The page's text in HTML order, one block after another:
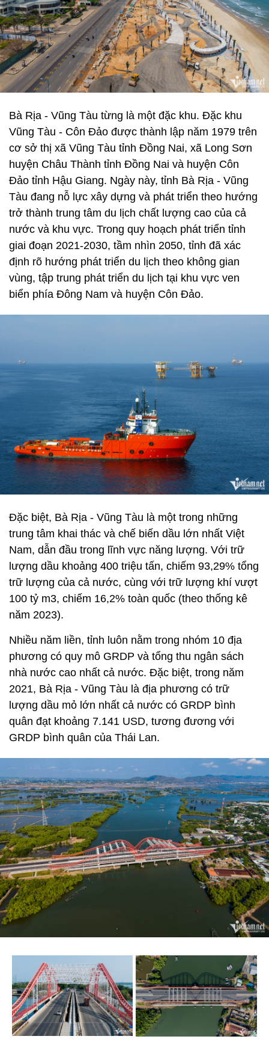
Bà Rịa - Vũng Tàu từng là một đặc khu. Đặc khu
Vũng Tàu - Côn Đảo được thành lập năm 1979 trên
cơ sở thị xã Vũng Tàu tỉnh Đồng Nai, xã Long Sơn
huyện Châu Thành tỉnh Đồng Nai và huyện Côn
Đảo tỉnh Hậu Giang. Ngày này, tỉnh Bà Rịa - Vũng
Tàu đang nỗ lực xây dựng và phát triển theo hướng
trở thành trung tâm du lịch chất lượng cao của cả
nước và khu vực. Trong quy hoạch phát triển tỉnh
giai đoạn 2021-2030, tầm nhìn 2050, tỉnh đã xác
định rõ hướng phát triển du lịch theo không gian
vùng, tập trung phát triển du lịch tại khu vực ven
biển phía Đông Nam và huyện Côn Đảo.
Đặc biệt, Bà Rịa - Vũng Tàu là một trong những
trung tâm khai thác và chế biến dầu lớn nhất Việt
Nam, dẫn đầu trong lĩnh vực năng lượng. Với trữ
lượng dầu khoảng 400 triệu tấn, chiếm 93,29% tổng
trữ lượng của cả nước, cùng với trữ lượng khí vượt
100 tỷ m3, chiếm 16,2% toàn quốc (theo thống kê
năm 2023).
Nhiều năm liền, tỉnh luôn nằm trong nhóm 10 địa
phương có quy mô GRDP và tổng thu ngân sách
nhà nước cao nhất cả nước. Đặc biệt, trong năm
2021, Bà Rịa - Vũng Tàu là địa phương có trữ
lượng dầu mỏ lớn nhất cả nước có GRDP bình
quân đạt khoảng 7.141 USD, tương đương với
GRDP bình quân của Thái Lan.